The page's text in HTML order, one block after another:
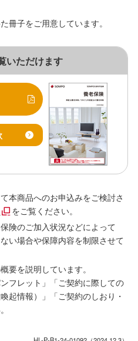
冊子をご用意しています。
いただけます
本商品へのお申込みをご検討さ
をご覧ください。
険のご加入状況などによって
い場合や保障内容を制限させて
要を説明しています。
フレット」「ご契約に際しての
起情報）」「ご契約のしおり・